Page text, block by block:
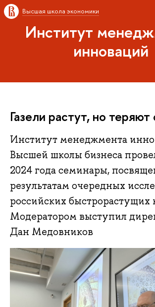
Высшая школа экономики
Институт
инноваций
Газели растут, но
Институт менеджмента
Высшей школы бизнеса
2024 года семинары,
результатам очередных
российских быстрорастущих
Модератором выступил
Дан Медовников